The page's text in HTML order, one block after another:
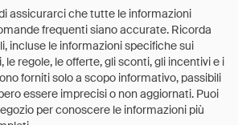
assicurarci che tutte le informazioni
frequenti siano accurate. Ricorda
incluse le informazioni specifiche sui
le regole, le offerte, gli sconti, gli incentivi e i
forniti solo a scopo informativo, passibili
essere imprecisi o non aggiornati. Puoi
per conoscere le informazioni più